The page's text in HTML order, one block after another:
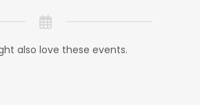
also love these events.